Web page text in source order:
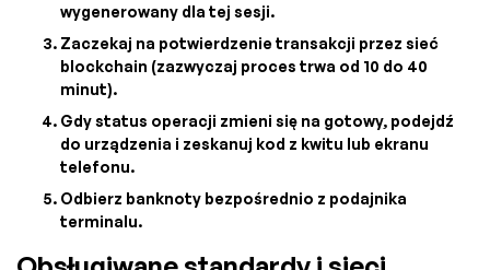
wygenerowany dla tej sesji.
Zaczekaj na potwierdzenie transakcji przez sieć
blockchain (zazwyczaj proces trwa od 10 do 40
minut).
Gdy status operacji zmieni się na gotowy, podejdź
do urządzenia i zeskanuj kod z kwitu lub ekranu
telefonu.
Odbierz banknoty bezpośrednio z podajnika
terminalu.